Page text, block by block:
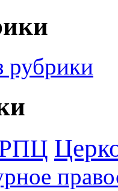
рубрики